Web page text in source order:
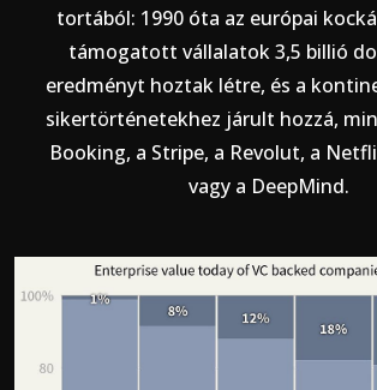
tortából: 1990 óta az európai
támogatott vállalatok 3,5 billió
eredményt hoztak létre, és a
sikertörténetekhez járult hozzá,
Booking, a Stripe, a Revolut, a
vagy a DeepMind.